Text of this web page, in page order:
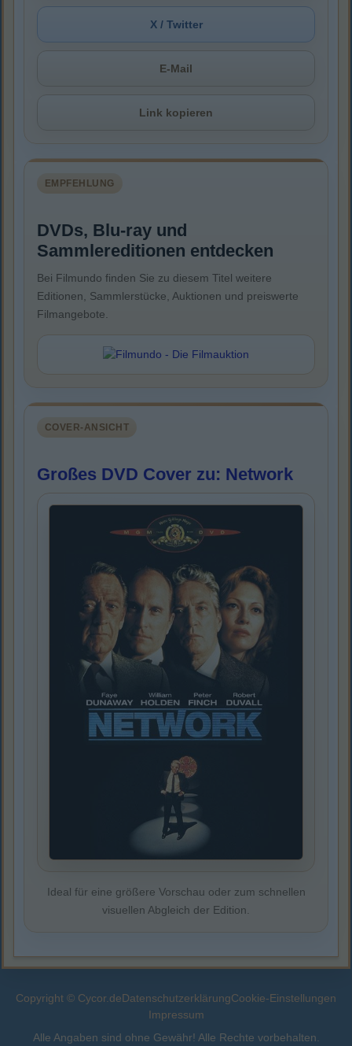
X / Twitter
E-Mail
Link kopieren
EMPFEHLUNG
DVDs, Blu-ray und
Sammlereditionen entdecken
Bei Filmundo finden Sie zu diesem Titel weitere
Editionen, Sammlerstücke, Auktionen und preiswerte
Filmangebote.
COVER-ANSICHT
Großes DVD Cover zu: Network
Ideal für eine größere Vorschau oder zum schnellen
visuellen Abgleich der Edition.
Copyright © Cycor.deDatenschutzerklärungCookie-Einstellungen
Impressum
Alle Angaben sind ohne Gewähr! Alle Rechte vorbehalten.